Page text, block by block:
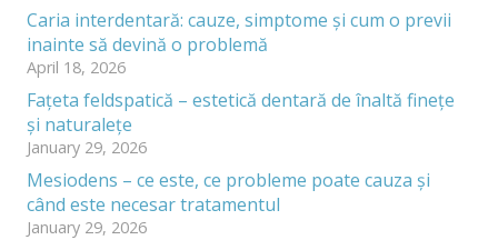
Caria interdentară: cauze, simptome și cum o previi
inainte să devină o problemă
April 18, 2026
Fațeta feldspatică – estetică dentară de înaltă finețe
și naturalețe
January 29, 2026
Mesiodens – ce este, ce probleme poate cauza și
când este necesar tratamentul
January 29, 2026